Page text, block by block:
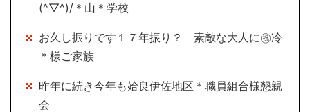
(^▽^)/＊山＊学校
お久し振りです１７年振り？ 素敵な大人に㊗冷
＊様ご家族
昨年に続き今年も姶良伊佐地区＊職員組合様懇親
会